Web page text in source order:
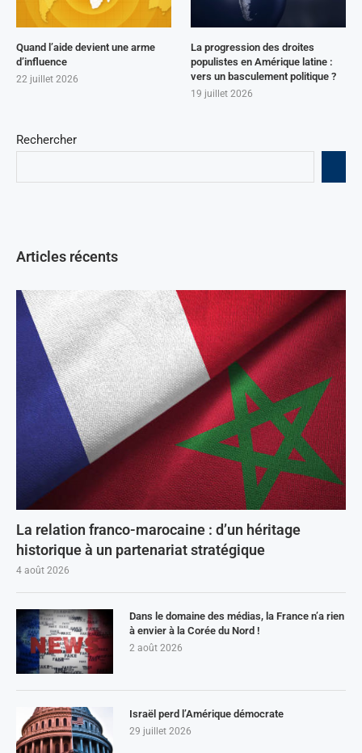
Rechercher
Articles récents
La relation franco-marocaine : d’un héritage
historique à un partenariat stratégique
4 août 2026
Dans le domaine des médias, la France n’a rien
à envier à la Corée du Nord !
2 août 2026
Israël perd l’Amérique démocrate
29 juillet 2026
Quand l’aide devient une arme
d’influence
22 juillet 2026
La progression des droites
populistes en Amérique latine :
vers un basculement politique ?
19 juillet 2026